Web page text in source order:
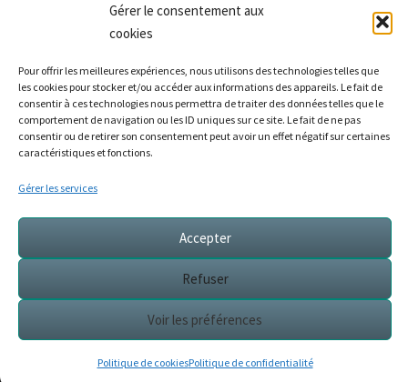
Gérer le consentement aux
cookies
Pour offrir les meilleures expériences, nous utilisons des technologies telles que
les cookies pour stocker et/ou accéder aux informations des appareils. Le fait de
consentir à ces technologies nous permettra de traiter des données telles que le
comportement de navigation ou les ID uniques sur ce site. Le fait de ne pas
consentir ou de retirer son consentement peut avoir un effet négatif sur certaines
caractéristiques et fonctions.
Gérer les services
Accepter
Refuser
Voir les préférences
Politique de cookiesPolitique de confidentialité
Site web
Voir les cours de Yoga
© 2026|Fiérement propulsé par Sandrine|Mentions légales
Politique de confidentialité